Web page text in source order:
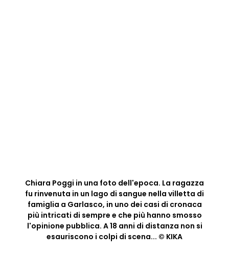
Chiara Poggi in una foto dell'epoca. La ragazza
fu rinvenuta in un lago di sangue nella villetta di
famiglia a Garlasco, in uno dei casi di cronaca
più intricati di sempre e che più hanno smosso
l'opinione pubblica. A 18 anni di distanza non si
esauriscono i colpi di scena... © KIKA